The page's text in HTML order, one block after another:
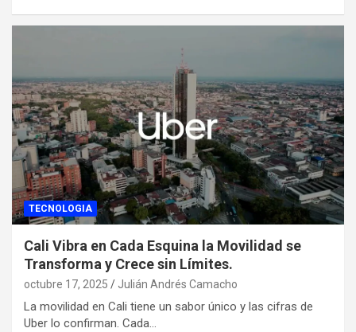
TECNOLOGIA
Cali Vibra en Cada Esquina la Movilidad se
Transforma y Crece sin Límites.
octubre 17, 2025 Julián Andrés Camacho
La movilidad en Cali tiene un sabor único y las cifras de
Uber lo confirman. Cada…